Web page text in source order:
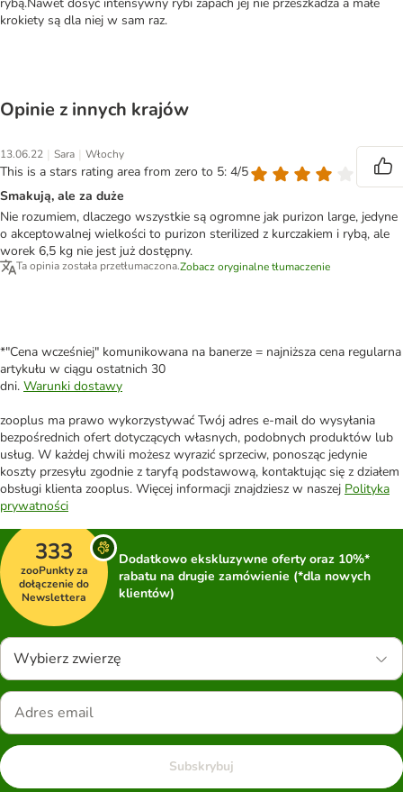
krokiety są dla niej w sam raz.
Opinie z innych krajów
13.06.22 | Sara | Włochy
This is a stars rating area from zero to 5: 4/5
Smakują, ale za duże
Nie rozumiem, dlaczego wszystkie są ogromne jak purizon large, jedyne
o akceptowalnej wielkości to purizon sterilized z kurczakiem i rybą, ale
worek 6,5 kg nie jest już dostępny.
Ta opinia została przetłumaczona.Zobacz oryginalne tłumaczenie
*"Cena wcześniej" komunikowana na banerze = najniższa cena regularna
artykułu w ciągu ostatnich 30
dni. Warunki dostawy
zooplus ma prawo wykorzystywać Twój adres e-mail do wysyłania
bezpośrednich ofert dotyczących własnych, podobnych produktów lub
usług. W każdej chwili możesz wyrazić sprzeciw, ponosząc jedynie
koszty przesyłu zgodnie z taryfą podstawową, kontaktując się z działem
obsługi klienta zooplus. Więcej informacji znajdziesz w naszej Polityka
prywatności
333
zooPunkty za
dołączenie do
Newslettera
Dodatkowo ekskluzywne oferty oraz 10%*
rabatu na drugie zamówienie (*dla nowych
klientów)
Wybierz zwierzę
Subskrybuj